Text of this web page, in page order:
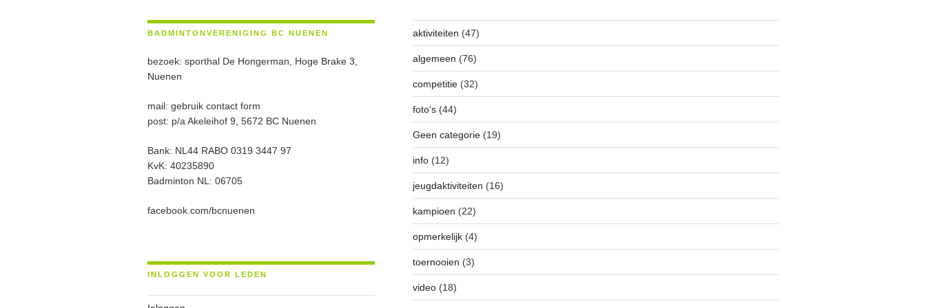
BADMINTONVERENIGING BC NUENEN
bezoek: sporthal De Hongerman, Hoge Brake 3,
Nuenen
mail: gebruik contact form
post: p/a Akeleihof 9, 5672 BC Nuenen
Bank: NL44 RABO 0319 3447 97
KvK: 40235890
Badminton NL: 06705
facebook.com/bcnuenen
INLOGGEN VOOR LEDEN
aktiviteiten (47)
algemeen (76)
competitie(32)
foto's(44)
Geen categorie(19)
info(12)
jeugdaktiviteiten (16)
kampioen (22)
opmerkelijk(4)
toernooien (3)
video(18)